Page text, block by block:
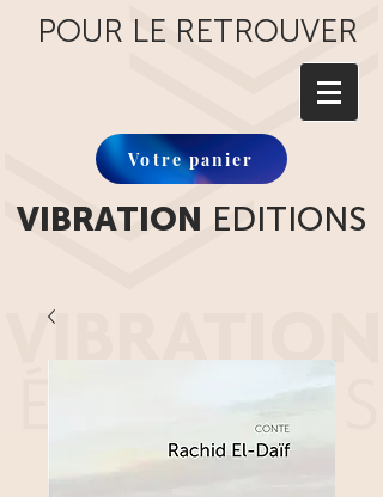
POUR LE RETROUVER
Votre panier
VIBRATION EDITIONS